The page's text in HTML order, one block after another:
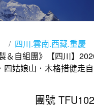
四川.雲南.西藏.重慶
＆自組團》【四川】
四姑娘山．木格措健走
團號